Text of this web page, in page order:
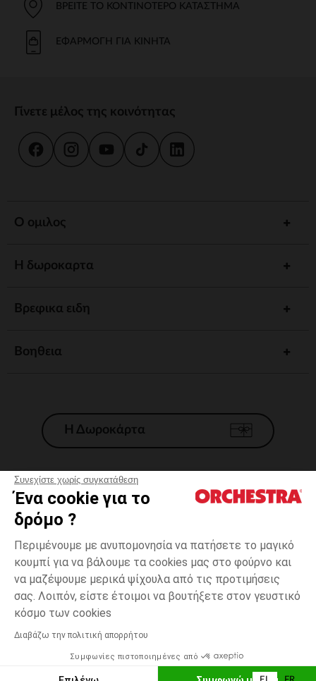
Συνεχίστε χωρίς συγκατάθεση
Ένα cookie για το
δρόμο ?
Περιμένουμε με ανυπομονησία να πατήσετε το μαγικό
κουμπί για να βάλουμε τα cookies μας στο φούρνο και
να μαζέψουμε μερικά ψίχουλα από τις προτιμήσεις
σας. Λοιπόν, είστε έτοιμοι να βουτήξετε στον γευστικό
κόσμο των cookies
Διαβάζω την πολιτική απορρήτου
Συμφωνίες πιστοποιημένες από
Εκρού
Δυνατότητα πληρωμής με
ΕΠΙΛΟΓΗ ΜΕΓΕΘΟΥΣ
ΒΡΕΊΤΕ ΤΟ ΚΟΝΤΙΝΌΤΕΡΟ ΚΑΤΆΣΤΗΜΑ
ΕΦΑΡΜΟΓΉ ΓΙΑ ΚΙΝΗΤΆ
Γίνετε μέλος της κοινότητας
Ο ομιλος
Η δωροκαρτα
Βρεφικα ειδη
Βοηθεια
Η Δωροκάρτα
Γενικοί 'Οροι Πώλησης
*Εμπορικες προσφορες
Προσωπικά δεδομένα
Διαχείρηση των cookies
Προσβασιμότητα: μη συμμορφούμενη
H Orchestra συμμετέχει στον κωδικά δεοντολογίας και στο σύστημα
μεσολάβησης της Γαλλικής Ομοσπονδίας Ηλεκτρονικού Εμπορίου.